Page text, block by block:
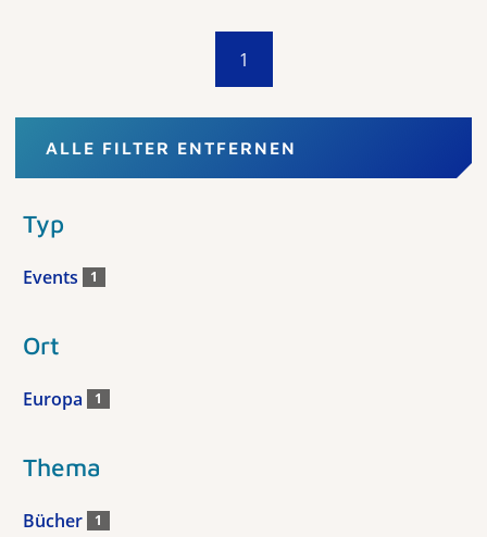
1
ALLE FILTER ENTFERNEN
Typ
Events 1
Ort
Europa 1
Thema
Bücher 1